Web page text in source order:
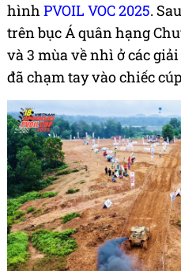
hình PVOIL VOC 2025.
trên bục Á quân hạng
và 3 mùa về nhì ở các
đã chạm tay vào chiếc